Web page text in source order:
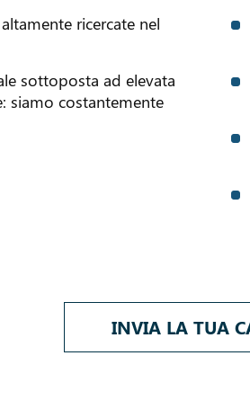
ricercate nel
sottoposta ad elevata
siamo costantemente
INVIA LA TUA